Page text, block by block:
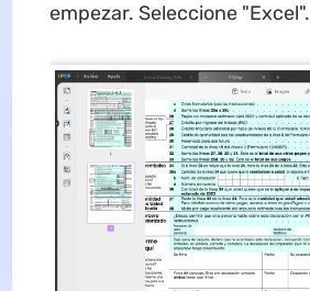
empezar. Seleccione "Excel".